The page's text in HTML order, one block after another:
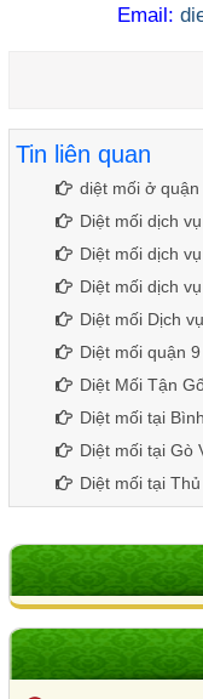
Email:
Tin liên quan
diệt mối ở
Diệt mối dịch
Diệt mối dịch
Diệt mối dịch
Diệt mối Dịch
Diệt mối quận
Diệt Mối Tận
Diệt mối tại
Diệt mối tại Gò
Diệt mối tại